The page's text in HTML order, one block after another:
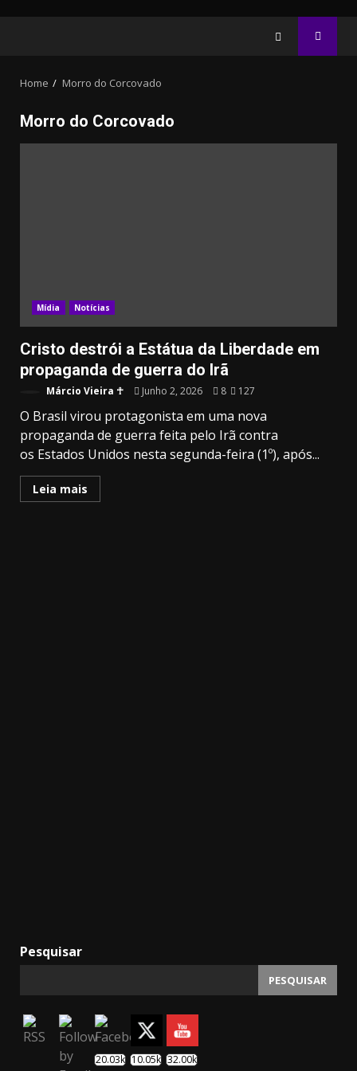
Home Morro do Corcovado
Morro do Corcovado
Mídia Notícias
Cristo destrói a Estátua da Liberdade em
propaganda de guerra do Irã
Márcio Vieira ☥ Junho 2, 2026 8 127
O Brasil virou protagonista em uma nova
propaganda de guerra feita pelo Irã contra
os Estados Unidos nesta segunda-feira (1º), após...
Leia mais
Pesquisar
PESQUISAR
20.03k 10.05k 32.00k